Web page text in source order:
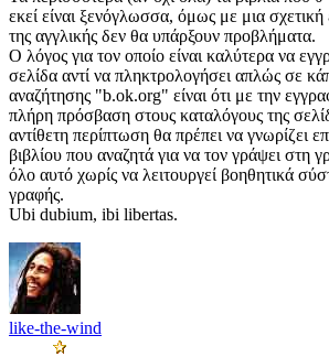
εκεί είναι ξενόγλωσσα, όμως με μια
της αγγλικής δεν θα υπάρξουν προβλήματα.
Ο λόγος για τον οποίο είναι καλύτερα να
σελίδα αντί να πληκτρολογήσει απλώς σε
αναζήτησης "b.ok.org" είναι ότι με την
πλήρη πρόσβαση στους καταλόγους της
αντίθετη περίπτωση θα πρέπει να γνωρίζει
βιβλίου που αναζητά για να τον γράψει στη
όλο αυτό χωρίς να λειτουργεί βοηθητικά
γραφής.
Ubi dubium, ibi libertas.
like-the-wind